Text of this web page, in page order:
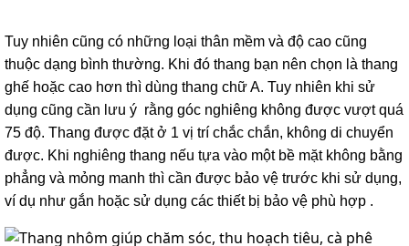
Tuy nhiên cũng có những loại thân mềm và độ cao cũng
thuộc dạng bình thường. Khi đó thang bạn nên chọn là thang
ghế hoặc cao hơn thì dùng thang chữ A. Tuy nhiên khi sử
dụng cũng cần lưu ý rằng góc nghiêng không được vượt quá
75 độ. Thang được đặt ở 1 vị trí chắc chắn, không di chuyển
được. Khi nghiêng thang nếu tựa vào một bề mặt không bằng
phẳng và mỏng manh thì cần được bảo vệ trước khi sử dụng,
ví dụ như gắn hoặc sử dụng các thiết bị bảo vệ phù hợp .